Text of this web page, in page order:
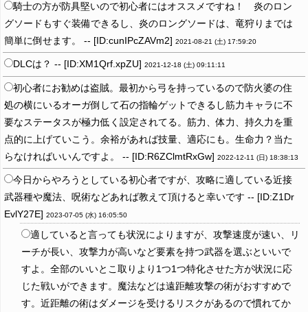
騎士の方が防具堅いので初心者にはオススメですね！ 炎のロン
グソードもすぐ装備できるし、炎のロングソードは、竜狩りまでは
簡単に倒せます。 -- [ID:cunIPcZAVm2] 2021-08-21 (土) 17:59:20
DLCは？ -- [ID:XM1Qrf.xpZU] 2021-12-18 (土) 09:11:11
初心者にお勧めは盗賊。最初から弓を持っているので防火婆の住
処の横にいるオーガ倒して石の指輪ゲットできるし筋力キャラに不
要なステータスが極力低く設定されてる。筋力、体力、持久力を重
点的に上げていこう。余裕があれば技量、適応にも。生命力？当た
らなければいいんですよ。 -- [ID:R6ZClmtRxGw] 2022-12-11 (日) 18:38:13
今日からやろうとしている初心者ですが、攻略に適している近接
武器種や魔法、呪術などあれば教えて頂けると幸いです -- [ID:Z1Dr
EvlY27E] 2023-07-05 (水) 16:05:50
適していると言っても状況によりますが、攻撃速度が速い、リ
ーチが長い、攻撃力が高いなど要素を持つ武器を選ぶといいで
すよ。全部のいいとこ取りより1つ1つ特化させた方が状況に応
じた戦いができます。魔法などは遠距離攻撃の術がおすすめで
す。近距離の術はダメージを受けるリスクがあるので慣れてか